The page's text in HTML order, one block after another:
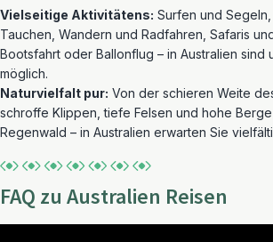
Vielseitige Aktivitätens: Surfen und
Tauchen, Wandern und Radfahren, Safaris
Bootsfahrt oder Ballonflug – in Australien sind
möglich.
Naturvielfalt pur: Von der schieren Weite
schroffe Klippen, tiefe Felsen und hohe
Regenwald – in Australien erwarten Sie
FAQ zu Australien Reisen